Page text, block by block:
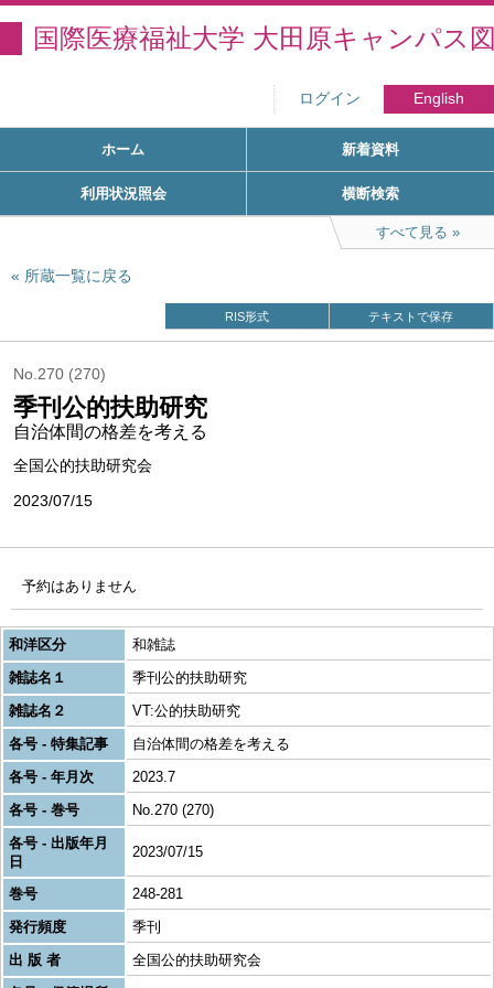
国際医療福祉大学 大田原キャンパス
ログイン English
ホーム 新着資料
利用状況照会 横断検索
すべて見る
所蔵一覧に戻る
RIS形式 テキストで保存
No.270 (270)
季刊公的扶助研究
自治体間の格差を考える
全国公的扶助研究会
2023/07/15
予約はありません
和洋区分
和雑誌
雑誌名１
季刊公的扶助研究
雑誌名２
VT:公的扶助研究
各号 - 特集記事
自治体間の格差を考える
各号 - 年月次
2023.7
各号 - 巻号
No.270 (270)
各号 - 出版年月
日
2023/07/15
巻号
248-281
発行頻度
季刊
出 版 者
全国公的扶助研究会